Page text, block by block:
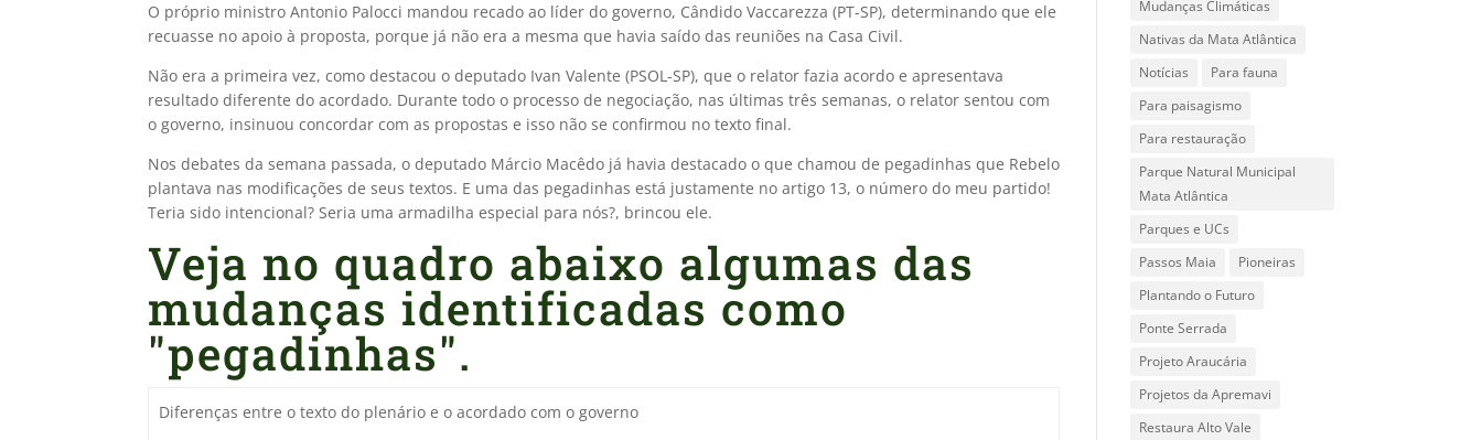
O próprio ministro Antonio Palocci mandou recado ao líder do governo, Cândido Vaccarezza (PT-SP), determinando que ele
recuasse no apoio à proposta, porque já não era a mesma que havia saído das reuniões na Casa Civil.
Não era a primeira vez, como destacou o deputado Ivan Valente (PSOL-SP), que o relator fazia acordo e apresentava
resultado diferente do acordado. Durante todo o processo de negociação, nas últimas três semanas, o relator sentou com
o governo, insinuou concordar com as propostas e isso não se confirmou no texto final.
Nos debates da semana passada, o deputado Márcio Macêdo já havia destacado o que chamou de pegadinhas que Rebelo
plantava nas modificações de seus textos. E uma das pegadinhas está justamente no artigo 13, o número do meu partido!
Teria sido intencional? Seria uma armadilha especial para nós?, brincou ele.
Veja no quadro abaixo algumas das
mudanças identificadas como
"pegadinhas".
Diferenças entre o texto do plenário e o acordado com o governo
Mudanças Climáticas
Nativas da Mata Atlântica
Notícias
Para fauna
Para paisagismo
Para restauração
Parque Natural Municipal
Mata Atlântica
Parques e UCs
Passos Maia
Pioneiras
Plantando o Futuro
Ponte Serrada
Projeto Araucária
Projetos da Apremavi
Restaura Alto Vale